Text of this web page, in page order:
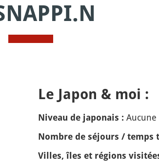
Le Japon & moi :
Niveau de japonais : Aucune
Nombre de séjours / temps
Villes, îles et régions